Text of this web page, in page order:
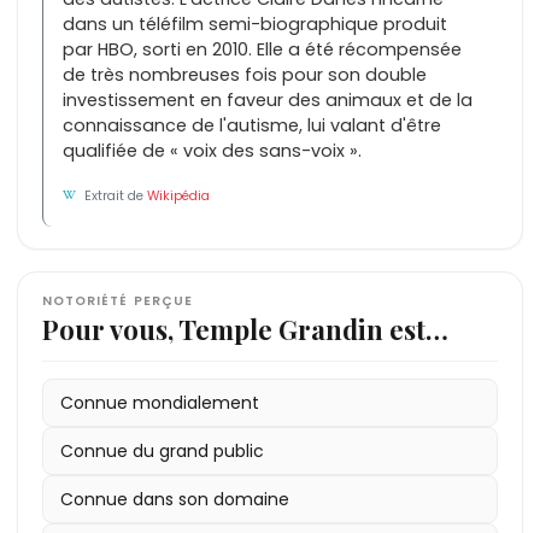
dans un téléfilm semi-biographique produit
par HBO, sorti en 2010. Elle a été récompensée
de très nombreuses fois pour son double
investissement en faveur des animaux et de la
connaissance de l'autisme, lui valant d'être
qualifiée de « voix des sans-voix ».
Extrait deWikipédia
NOTORIÉTÉ PERÇUE
Pour vous, Temple Grandin est…
Connue mondialement
Connue du grand public
Connue dans son domaine